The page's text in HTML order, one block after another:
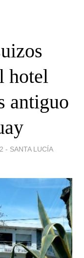
hotel
antiguo
- SANTA LUCÍA